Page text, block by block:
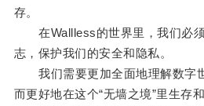
存。
在Wallless的世界里，我们必须
志，保护我们的安全和隐私。
我们需要更加全面地理解数字
而更好地在这个“无墙之境”里生存和